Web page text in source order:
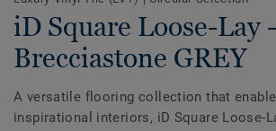
iD Square Loose-Lay -
Brecciastone GREY
A versatile flooring collection that
inspirational interiors, iD Square Loose-